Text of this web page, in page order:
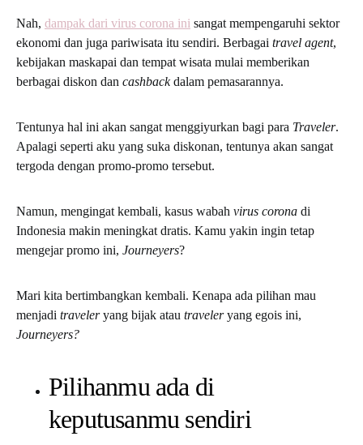
Nah, dampak dari virus corona ini sangat mempengaruhi sektor
ekonomi dan juga pariwisata itu sendiri. Berbagai travel agent,
kebijakan maskapai dan tempat wisata mulai memberikan
berbagai diskon dan cashbackdalam pemasarannya.
Tentunya hal ini akan sangat menggiyurkan bagi para Traveler.
Apalagi seperti aku yang suka diskonan, tentunya akan sangat
tergoda dengan promo-promo tersebut.
Namun, mengingat kembali, kasus wabah virus corona di
Indonesia makin meningkat dratis. Kamu yakin ingin tetap
mengejar promo ini, Journeyers?
Mari kita bertimbangkan kembali. Kenapa ada pilihan mau
menjadi traveleryang bijak atau traveleryang egois ini,
Journeyers?
Pilihanmu ada di
keputusanmu sendiri